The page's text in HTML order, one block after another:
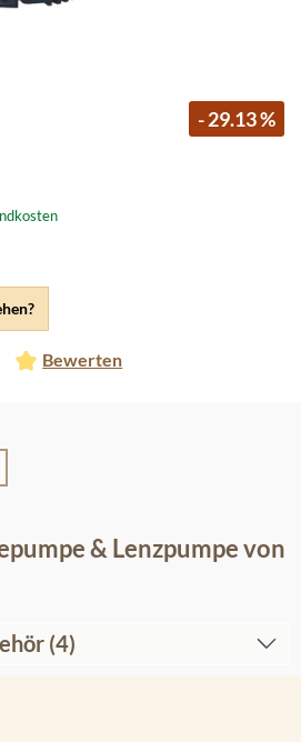
- 29.13 %
Bewerten
Option ist zurzeit nicht verfügbar.)
& Lenzpumpe von
(4)